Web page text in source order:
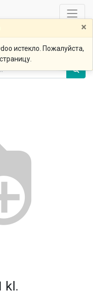
×
истекло. Пожалуйста,
kl.